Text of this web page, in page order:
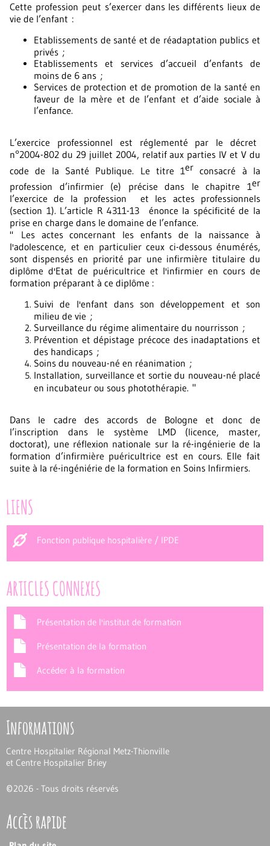
Cette profession peut s’exercer dans les différents lieux de
vie de l’enfant :
Etablissements de santé et de réadaptation publics et
privés ;
Etablissements et services d’accueil d’enfants de
moins de 6 ans ;
Services de protection et de promotion de la santé en
faveur de la mère et de l’enfant et d’aide sociale à
l’enfance.
L’exercice professionnel est réglementé par le décret
n°2004-802 du 29 juillet 2004, relatif aux parties IV et V du
code de la Santé Publique. Le titre 1er consacré à la
profession d’infirmier (e) précise dans le chapitre 1er
l’exercice de la profession et les actes professionnels
(section 1). L’article R 4311-13 énonce la spécificité de la
prise en charge dans le domaine de l’enfance.
" Les actes concernant les enfants de la naissance à
l'adolescence, et en particulier ceux ci-dessous énumérés,
sont dispensés en priorité par une infirmière titulaire du
diplôme d'Etat de puéricultrice et l'infirmier en cours de
formation préparant à ce diplôme :
Suivi de l'enfant dans son développement et son
milieu de vie ;
Surveillance du régime alimentaire du nourrisson ;
Prévention et dépistage précoce des inadaptations et
des handicaps ;
Soins du nouveau-né en réanimation ;
Installation, surveillance et sortie du nouveau-né placé
en incubateur ou sous photothérapie. "
Dans le cadre des accords de Bologne et donc de
l’inscription dans le système LMD (licence, master,
doctorat), une réflexion nationale sur la ré-ingénierie de la
formation d’infirmière puéricultrice est en cours. Elle fait
suite à la ré-ingéniérie de la formation en Soins Infirmiers.
LIENS
Fonction publique hospitalière / IPDE
ARTICLES CONNEXES
Présentation de l'institut de formation
Présentation de la formation
Accéder à la formation
Informations
Centre Hospitalier Régional Metz-Thionville
et Centre Hospitalier Briey
©2026 - Tous droits réservés
Accès rapide